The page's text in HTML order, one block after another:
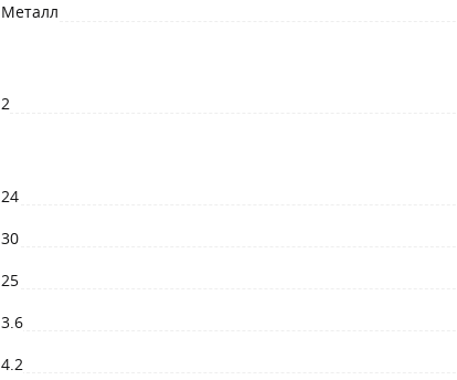
Металл
2
24
30
25
3.6
4.2